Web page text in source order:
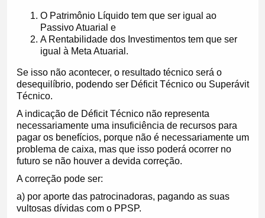
O Patrimônio Líquido tem que ser igual ao
Passivo Atuarial e
A Rentabilidade dos Investimentos tem que ser
igual à Meta Atuarial.
Se isso não acontecer, o resultado técnico será o
desequilíbrio, podendo ser Déficit Técnico ou Superávit
Técnico.
A indicação de Déficit Técnico não representa
necessariamente uma insuficiência de recursos para
pagar os benefícios, porque não é necessariamente um
problema de caixa, mas que isso poderá ocorrer no
futuro se não houver a devida correção.
A correção pode ser:
a) por aporte das patrocinadoras, pagando as suas
vultosas dívidas com o PPSP.